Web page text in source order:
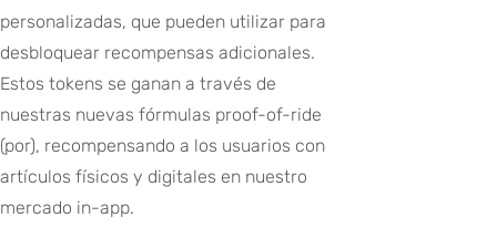
personalizadas, que pueden utilizar para
desbloquear recompensas adicionales.
Estos tokens se ganan a través de
nuestras nuevas fórmulas proof-of-ride
(por), recompensando a los usuarios con
artículos físicos y digitales en nuestro
mercado in-app.